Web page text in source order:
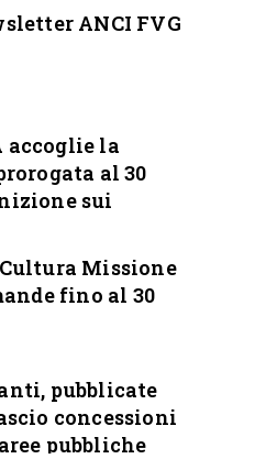
ANCI FVG
accoglie la
al 30
sui
Cultura Missione
fino al 30
pubblicate
concessioni
pubbliche